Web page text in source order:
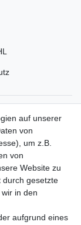
auf unserer
von
um z.B.
von
Website zu
durch gesetzte
in den
aufgrund eines